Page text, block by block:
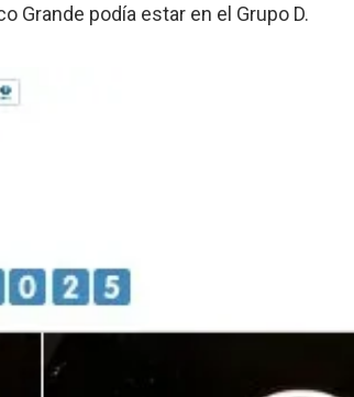
Grande podía estar en el Grupo D.